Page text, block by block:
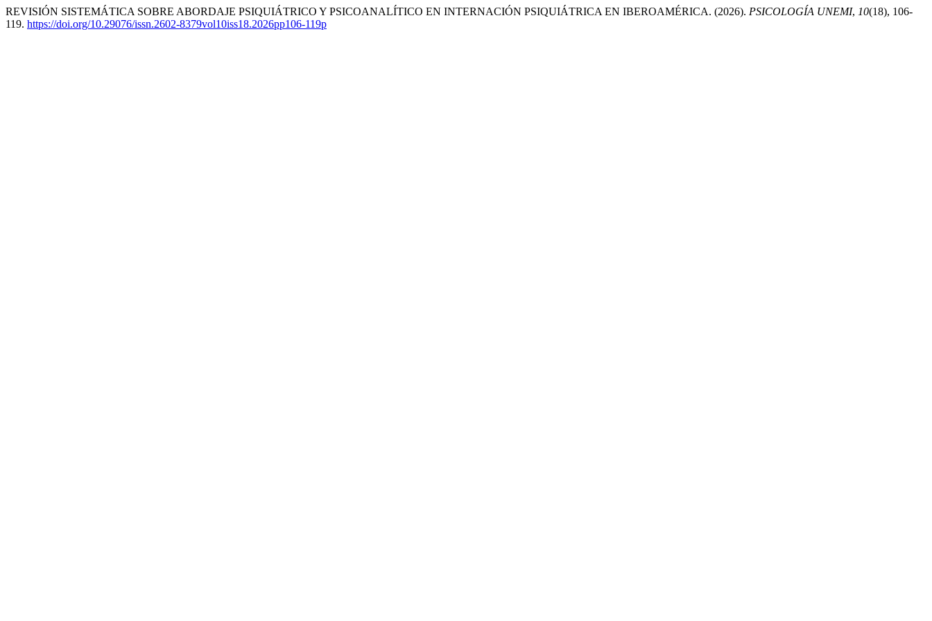
REVISIÓN SISTEMÁTICA SOBRE ABORDAJE PSIQUIÁTRICO Y PSICOANALÍTICO EN INTERNACIÓN PSIQUIÁTRICA EN IBEROAMÉRICA. (2026). PSICOLOGÍA UNEMI, 10(18), 106-
119. https://doi.org/10.29076/issn.2602-8379vol10iss18.2026pp106-119p